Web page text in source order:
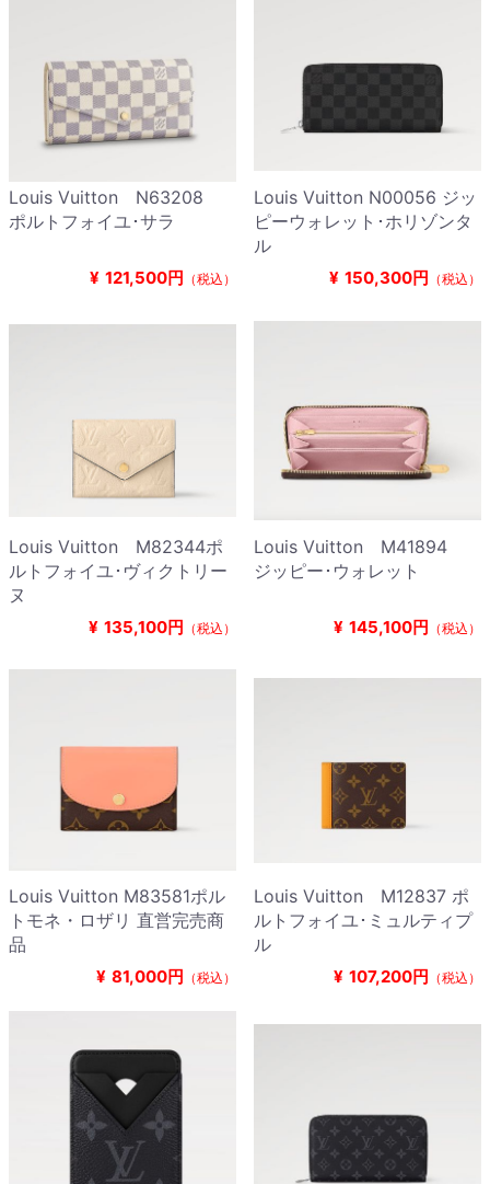
Louis Vuitton N63208
ポルトフォイユ･サラ
¥ 121,500円 （税込）
Louis Vuitton N00056 ジッ
ピーウォレット･ホリゾンタ
ル
¥ 150,300円 （税込）
Louis Vuitton M82344ポ
ルトフォイユ･ヴィクトリー
ヌ
¥ 135,100円 （税込）
Louis Vuitton M41894
ジッピー･ウォレット
¥ 145,100円 （税込）
Louis Vuitton M83581ポル
トモネ・ロザリ 直営完売商
品
¥ 81,000円 （税込）
Louis Vuitton M12837 ポ
ルトフォイユ･ミュルティプ
ル
¥ 107,200円 （税込）